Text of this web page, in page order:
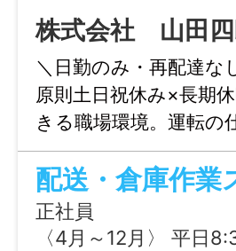
・コツコツした作業が
・福利厚生が整った会
＝＝＝＝＝＝＝＝＝＝
まずはお問い合せから
皆さんのご連絡をお待
◆この求人の詳細情報
株式会社 山田四
＼日勤のみ・再配達な
原則土日祝休み×長期
きる職場環境。運転の
たくない、そんな方
ー・倉庫作業などの経
多いので経験がなくて
業で仕事もプライベ
配送・倉庫作業
正社員
〈4月～12月〉 平日8:30～17:30・土曜8:30～12:00 〈1月～3月〉 平日8:45～